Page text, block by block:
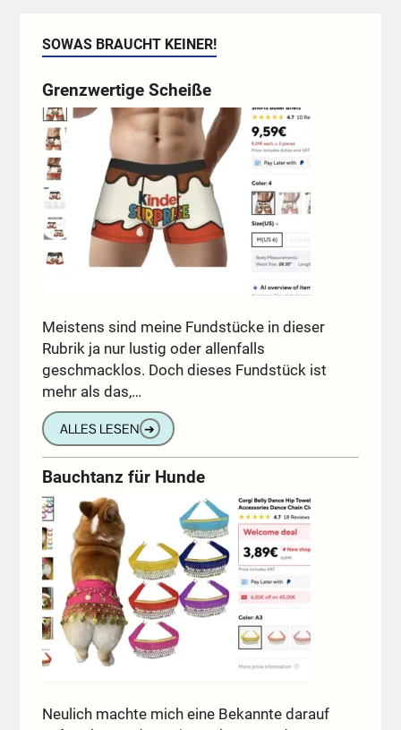
SOWAS BRAUCHT KEINER!
Grenzwertige Scheiße
Meistens sind meine Fundstücke in dieser
Rubrik ja nur lustig oder allenfalls
geschmacklos. Doch dieses Fundstück ist
mehr als das,…
ALLES LESEN ➔
Bauchtanz für Hunde
Neulich machte mich eine Bekannte darauf